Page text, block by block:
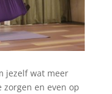
jezelf wat meer
en even op